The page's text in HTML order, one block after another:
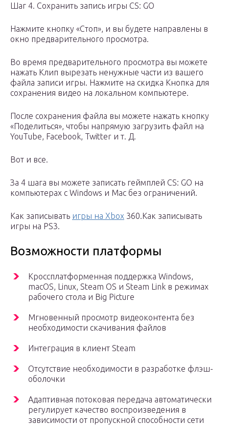
Шаг 4. Сохранить запись игры CS: GO
Нажмите кнопку «Стоп», и вы будете направлены в
окно предварительного просмотра.
Во время предварительного просмотра вы можете
нажать Клип вырезать ненужные части из вашего
файла записи игры. Нажмите на скидка Кнопка для
сохранения видео на локальном компьютере.
После сохранения файла вы можете нажать кнопку
«Поделиться», чтобы напрямую загрузить файл на
YouTube, Facebook, Twitter и т. Д.
Вот и все.
За 4 шага вы можете записать геймплей CS: GO на
компьютерах с Windows и Mac без ограничений.
Как записывать игры на Xbox 360.Как записывать
игры на PS3.
Возможности платформы
Кроссплатформенная поддержка Windows,
macOS, Linux, Steam OS и Steam Link в режимах
рабочего стола и Big Picture
Мгновенный просмотр видеоконтента без
необходимости скачивания файлов
Интеграция в клиент Steam
Отсутствие необходимости в разработке флэш-
оболочки
Адаптивная потоковая передача автоматически
регулирует качество воспроизведения в
зависимости от пропускной способности сети